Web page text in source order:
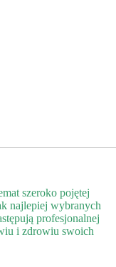
szeroko pojętej
najlepiej wybranych
profesjonalnej
i zdrowiu swoich